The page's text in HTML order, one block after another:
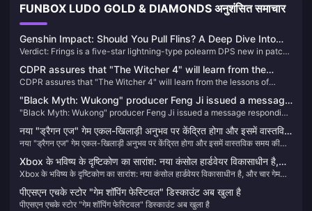
FUNBOX LUDO GOLD & DIAMONDS अनुशंसित समाचार
Genshin Impact: Should You Pull Flins? A Deep Dive Into
the Latest Electro DPS
Verdict: Frings is a five-star lightning-type polearm DPS new in patch
(he's basically a must-have) and need an lightning-type weapon, pick
him, but be prepared—this guy is willing to spend.
CDPR assures that "The Witcher 4" will learn from the
lessons of "Cyberpunk 2077": the development process
will be more rigorous and transparent
CDPR assures that "The Witcher 4" will learn from the lessons of
and transparent
"Black Myth: Wukong" producer Feng Ji issued a message
responding to matters related to the TGA awards
"Black Myth: Wukong" producer Feng Ji issued a message responding
to matters related to the TGA awards
नया "ड्रैगन एज" गेम एकल-खिलाड़ी अनुभव पर केंद्रित होगा और इसमें वास्तविक
समय की सेवाएं शामिल नहीं होंगी
नया "ड्रैगन एज" गेम एकल-खिलाड़ी अनुभव पर केंद्रित होगा और इसमें वास्तविक समय की
सेवाएं शामिल नहीं होंगी
Xbox के भविष्य के दृष्टिकोण का सारांश: नया कंसोल हार्डवेयर विकासाधीन है,
और चार गेम अन्य प्लेटफ़ॉर्म पर लॉन्च किए जाएंगे
Xbox के भविष्य के दृष्टिकोण का सारांश: नया कंसोल हार्डवेयर विकासाधीन है, और चार गेम
अन्य प्लेटफ़ॉर्म पर लॉन्च किए जाएंगे
पीएसएन एचके स्टोर "गेम शॉपिंग फेस्टिवल" डिस्काउंट अब खुला है
पीएसएन एचके स्टोर "गेम शॉपिंग फेस्टिवल" डिस्काउंट अब खुला है